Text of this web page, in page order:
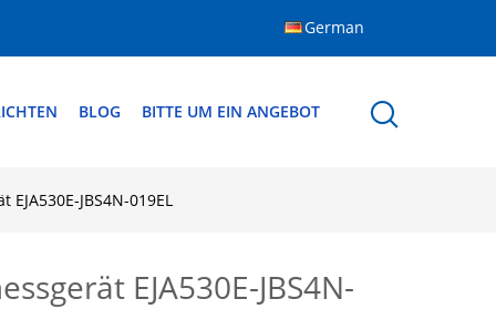
German
BLOG BITTE UM EIN ANGEBOT
JBS4N-019EL
EJA530E-JBS4N-